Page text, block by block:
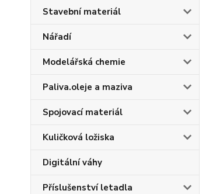
Stavební materiál
Nářadí
Modelářská chemie
Paliva.oleje a maziva
Spojovací materiál
Kuličková ložiska
Digitální váhy
Příslušenství letadla